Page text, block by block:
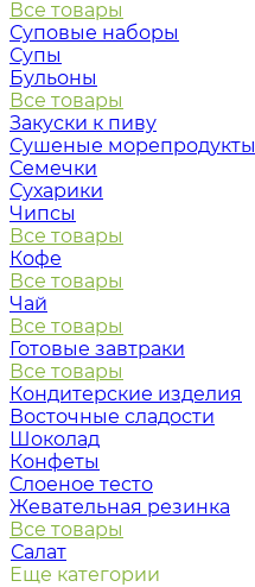
Все товары
Суповые наборы
Супы
Бульоны
Все товары
Закуски к пиву
Сушеные морепродукты
Семечки
Сухарики
Чипсы
Все товары
Кофе
Все товары
Чай
Все товары
Готовые завтраки
Все товары
Кондитерские изделия
Восточные сладости
Шоколад
Конфеты
Слоеное тесто
Жевательная резинка
Все товары
Салат
Еще категории